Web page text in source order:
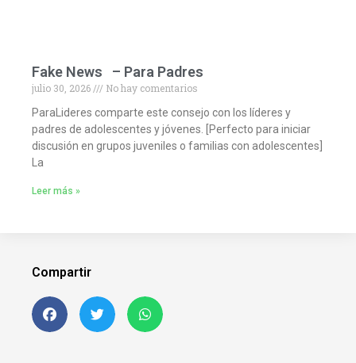
Fake News – Para Padres
julio 30, 2026
No hay comentarios
ParaLideres comparte este consejo con los líderes y
padres de adolescentes y jóvenes. [Perfecto para iniciar
discusión en grupos juveniles o familias con adolescentes]
La
Leer más »
Compartir